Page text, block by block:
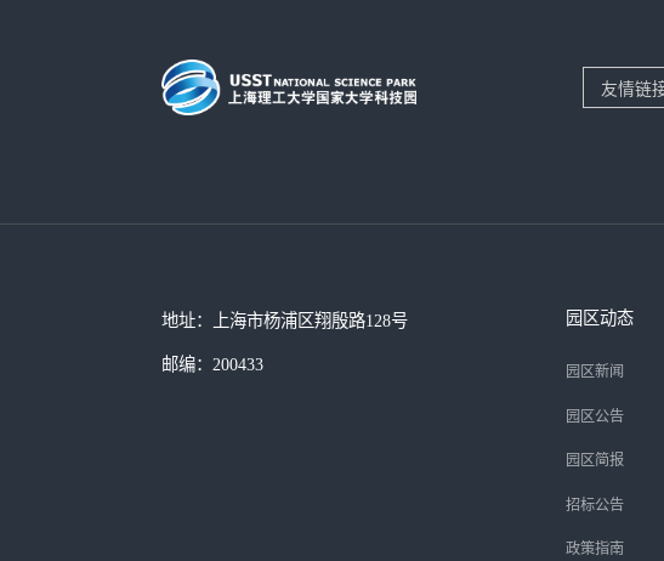
地址：上海市杨浦区翔殷路128号
邮编：200433
园区动态
园区新闻
园区公告
园区简报
招标公告
政策指南